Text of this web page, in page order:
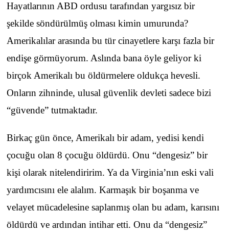
Hayatlarının ABD ordusu tarafından yargısız bir
şekilde söndürülmüş olması kimin umurunda?
Amerikalılar arasında bu tür cinayetlere karşı fazla bir
endişe görmüyorum. Aslında bana öyle geliyor ki
birçok Amerikalı bu öldürmelere oldukça hevesli.
Onların zihninde, ulusal güvenlik devleti sadece bizi
“güvende” tutmaktadır.
Birkaç gün önce, Amerikalı bir adam, yedisi kendi
çocuğu olan 8 çocuğu öldürdü. Onu “dengesiz” bir
kişi olarak nitelendiririm. Ya da Virginia’nın eski vali
yardımcısını ele alalım. Karmaşık bir boşanma ve
velayet mücadelesine saplanmış olan bu adam, karısını
öldürdü ve ardından intihar etti. Onu da “dengesiz”